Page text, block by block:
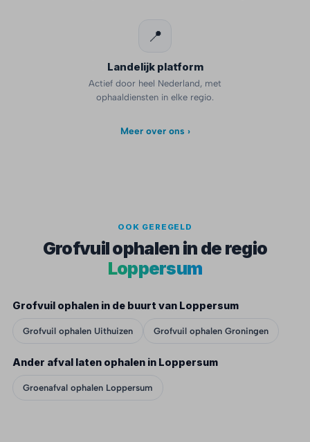
📍
Landelijk platform
Actief door heel Nederland, met
ophaaldiensten in elke regio.
Meer over ons ›
OOK GEREGELD
Grofvuil ophalen in de regio
Loppersum
Grofvuil ophalen in de buurt van Loppersum
Grofvuil ophalen Uithuizen Grofvuil ophalen Groningen
Ander afval laten ophalen in Loppersum
Groenafval ophalen Loppersum